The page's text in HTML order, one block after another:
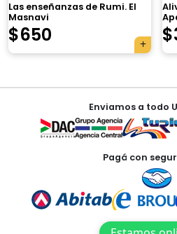
Las enseñanzas de Rumi. El
Masnavi
$650 $
Navegación
entradas
Enviamos a todo
Pagá con
Tu carrito
Agregá un producto y